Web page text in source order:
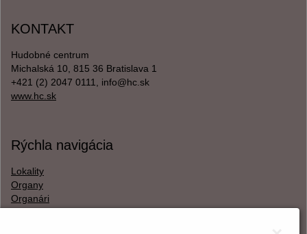
KONTAKT
Hudobné centrum
Michalská 10, 815 36 Bratislava 1
+421 (2) 2047 0111, info@hc.sk
www.hc.sk
Rýchla navigácia
Lokality
Organy
Organári